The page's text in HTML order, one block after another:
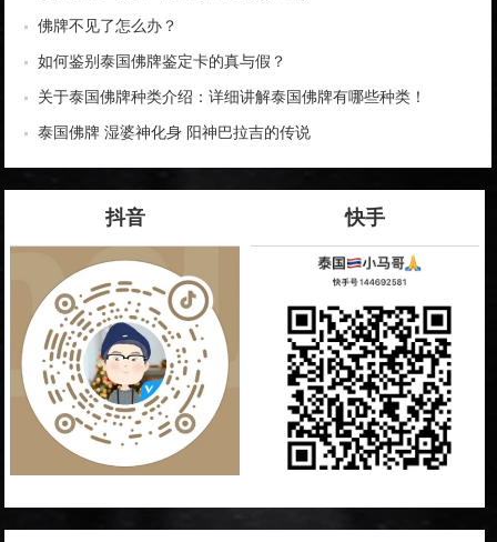
佛牌不见了怎么办？
如何鉴别泰国佛牌鉴定卡的真与假？
关于泰国佛牌种类介绍：详细讲解泰国佛牌有哪些种类！
泰国佛牌 湿婆神化身 阳神巴拉吉的传说
抖音 快手